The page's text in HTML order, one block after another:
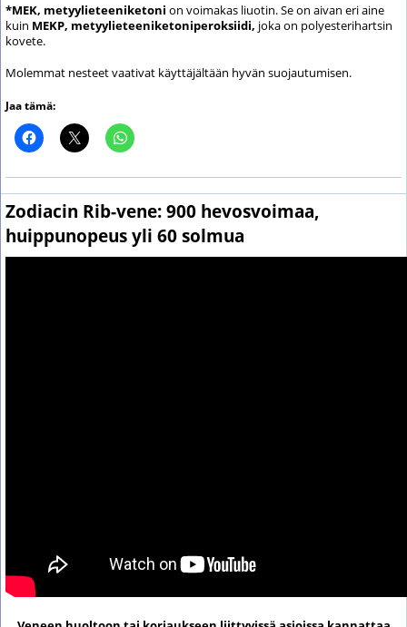
*MEK, metyylieteeniketoni on voimakas liuotin. Se on aivan eri aine
kuin MEKP, metyylieteeniketoniperoksiidi, joka on polyesterihartsin
kovete.
Molemmat nesteet vaativat käyttäjältään hyvän suojautumisen.
Jaa tämä:
Zodiacin Rib-vene: 900 hevosvoimaa,
huippunopeus yli 60 solmua